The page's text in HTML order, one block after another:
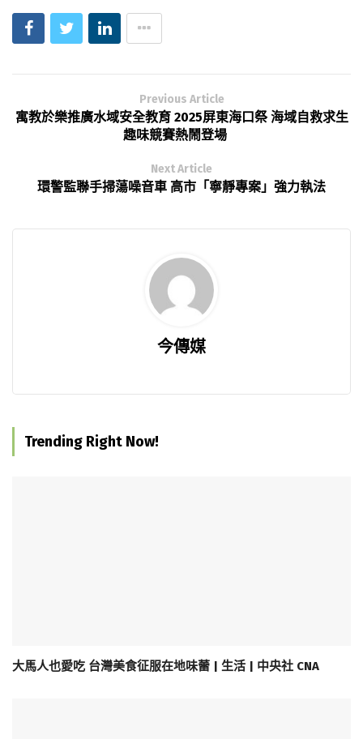
Previous Article
寓教於樂推廣水域安全教育 2025屏東海口祭 海域自救求生
趣味競賽熱鬧登場
Next Article
環警監聯手掃蕩噪音車 高市「寧靜專案」強力執法
今傳媒
Trending Right Now!
大馬人也愛吃 台灣美食征服在地味蕾 | 生活 | 中央社 CNA